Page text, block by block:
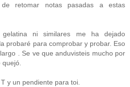
de retomar notas pasadas a estas
ni similares me ha dejado
probaré para comprobar y probar. Eso
. Se ve que anduvisteis mucho por
y un pendiente para toi.